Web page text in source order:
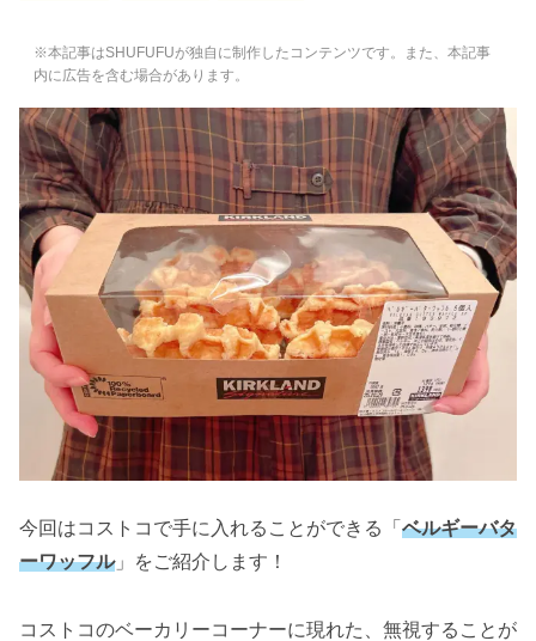
※本記事はSHUFUFUが独自に制作したコンテンツです。また、本記事
内に広告を含む場合があります。
今回はコストコで手に入れることができる「 ベルギーバタ
ーワッフル」をご紹介します！
コストコのベーカリーコーナーに現れた、無視することが